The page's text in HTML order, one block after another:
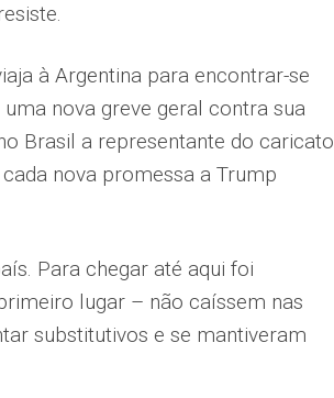
à Argentina para encontrar­-se
nova greve geral con­tra sua
Brasil a representante do caricato
nova promessa a Trump
Para chegar até aqui foi
lugar – não caíssem nas
substitutivos e se mantiveram